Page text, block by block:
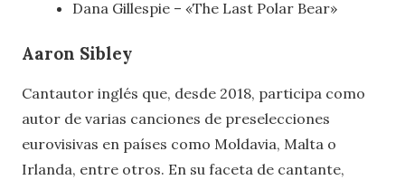
Dana Gillespie – «The Last Polar Bear»
Aaron Sibley
Cantautor inglés que, desde 2018, participa como
autor de varias canciones de preselecciones
eurovisivas en países como Moldavia, Malta o
Irlanda, entre otros. En su faceta de cantante,